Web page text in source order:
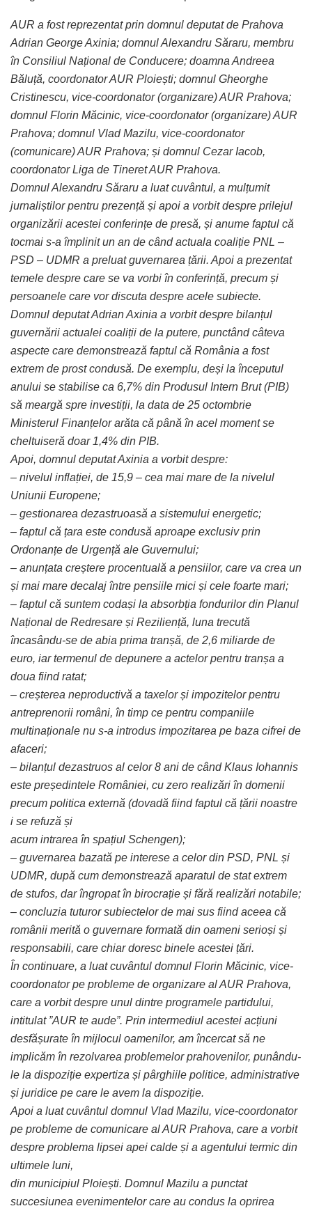
AUR a fost reprezentat prin domnul deputat de Prahova
Adrian George Axinia; domnul Alexandru Săraru, membru
în Consiliul Național de Conducere; doamna Andreea
Băluță, coordonator AUR Ploiești; domnul Gheorghe
Cristinescu, vice-coordonator (organizare) AUR Prahova;
domnul Florin Măcinic, vice-coordonator (organizare) AUR
Prahova; domnul Vlad Mazilu, vice-coordonator
(comunicare) AUR Prahova; și domnul Cezar Iacob,
coordonator Liga de Tineret AUR Prahova.
Domnul Alexandru Săraru a luat cuvântul, a mulțumit
jurnaliștilor pentru prezență și apoi a vorbit despre prilejul
organizării acestei conferințe de presă, și anume faptul că
tocmai s-a împlinitun an de când actuala coaliție PNL –
PSD – UDMR a preluat guvernarea țării. Apoi a prezentat
temele despre care se va vorbi în conferință, precum și
persoanele care vor discuta despre acele subiecte.
Domnul deputat Adrian Axinia a vorbit despre bilanțul
guvernării actualei coaliții de la putere, punctând câteva
aspecte care demonstrează faptul că România a fost
extrem de prost condusă. De exemplu, deși la începutul
anului se stabilise ca 6,7% din Produsul Intern Brut (PIB)
să meargă spre investiții, la data de 25 octombrie
Ministerul Finanțelor arăta că până în acel moment se
cheltuiseră doar 1,4% din PIB.
Apoi, domnul deputat Axinia a vorbit despre:
– nivelul inflației, de 15,9 – cea mai mare de la nivelul
Uniunii Europene;
– gestionarea dezastruoasă a sistemului energetic;
– faptul că țara este condusă aproape exclusiv prin
Ordonanțe de Urgență ale Guvernului;
– anunțata creștere procentuală a pensiilor, care va crea un
și mai mare decalaj între pensiile mici și cele foarte mari;
– faptul că suntem codași la absorbția fondurilor din Planul
Național de Redresare și Reziliență, luna trecută
încasându-se de abia prima tranșă, de 2,6 miliarde de
euro, iar termenul de depunere a actelor pentru tranșa a
doua fiind ratat;
– creșterea neproductivă a taxelor și impozitelor pentru
antreprenorii români, în timp ce pentru companiile
multinaționale nu s-a introdus impozitarea pe baza cifrei de
afaceri;
– bilanțul dezastruos al celor 8 ani de când Klaus Iohannis
este președintele României, cu zero realizări în domenii
precum politica externă (dovadă fiind faptul că țării noastre
i se refuză și
acum intrarea în spațiul Schengen);
– guvernarea bazată pe interese a celor din PSD, PNL și
UDMR, după cum demonstrează aparatul de stat extrem
de stufos, dar îngropat în birocrație și fără realizări notabile;
– concluzia tuturor subiectelor de mai sus fiind aceea că
românii merită o guvernare formată din oameni serioși și
responsabili, care chiar doresc binele acestei țări.
În continuare, a luat cuvântul domnul Florin Măcinic, vice-
coordonator pe probleme de organizare al AUR Prahova,
care a vorbit despre unul dintre programele partidului,
intitulat ”AUR te aude”. Prin intermediul acestei acțiuni
desfășurate în mijlocul oamenilor, am încercat să ne
implicăm în rezolvarea problemelor prahovenilor, punându-
le la dispoziție expertiza și pârghiile politice, administrative
și juridice pe care le avem la dispoziție.
Apoi a luat cuvântul domnul Vlad Mazilu, vice-coordonator
pe probleme de comunicare al AUR Prahova, care a vorbit
despre problema lipsei apei calde și a agentului termic din
ultimele luni,
din municipiul Ploiești. Domnul Mazilu a punctat
succesiunea evenimentelor care au condus la oprirea